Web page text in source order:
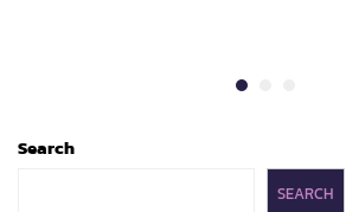
Search
SEARCH